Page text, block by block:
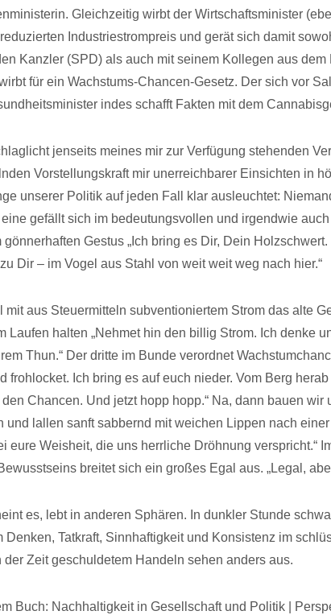
Gleichzeitig wirbt der Wirtschaftsminister
Industriestrompreis und gerät sich damit
Kanzler (SPD) als auch mit seinem Kollegen aus
für ein Wachstums-Chancen-Gesetz. Der sich vor
indes schafft Fakten mit dem
jenseits meines mir zur Verfügung stehenden
Vorstellungskraft mir unerreichbarer Einsichten in
unserer Politik auf jeden Fall klar ausleuchtet:
gefällt sich im bedeutungsvollen und irgendwie
Gestus „Ich bring es Dir, Dein
Dir – im Vogel aus Stahl von weit weit weg nach hier.“
mit aus Steuermitteln subventioniertem Strom das alte
Laufen halten „Nehmet hin den billig Strom. Ich denke
Thun.“ Der dritte im Bunde verordnet
frohlocket. Ich bring es auf euch nieder. Vom Berg
Chancen. Und jetzt hopp hopp.“ Na, dann bauen wir
und lallen sanft sabbernd mit weichen Lippen nach
eure Weisheit, die uns herrliche Dröhnung verspricht.“
breitet sich ein großes Egal aus. „Legal,
es, lebt in anderen Sphären. In dunkler Stunde
Denken, Tatkraft, Sinnhaftigkeit und Konsistenz im
der Zeit geschuldetem Handeln sehen anders aus.
Buch: Nachhaltigkeit in Gesellschaft und Politik |